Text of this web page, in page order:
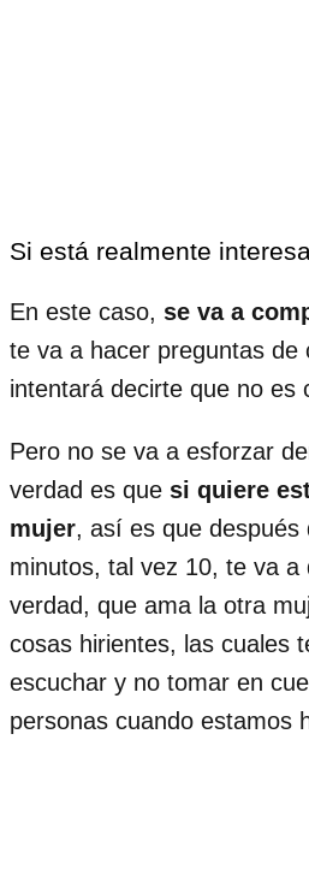
Si está realmente
En este caso, se va a
te va a hacer preguntas de
intentará decirte que no es
Pero no se va a esforzar
verdad es que si quiere
mujer, así es que después
minutos, tal vez 10, te va a
verdad, que ama la otra
cosas hirientes, las cuales
escuchar y no tomar en
personas cuando estamos